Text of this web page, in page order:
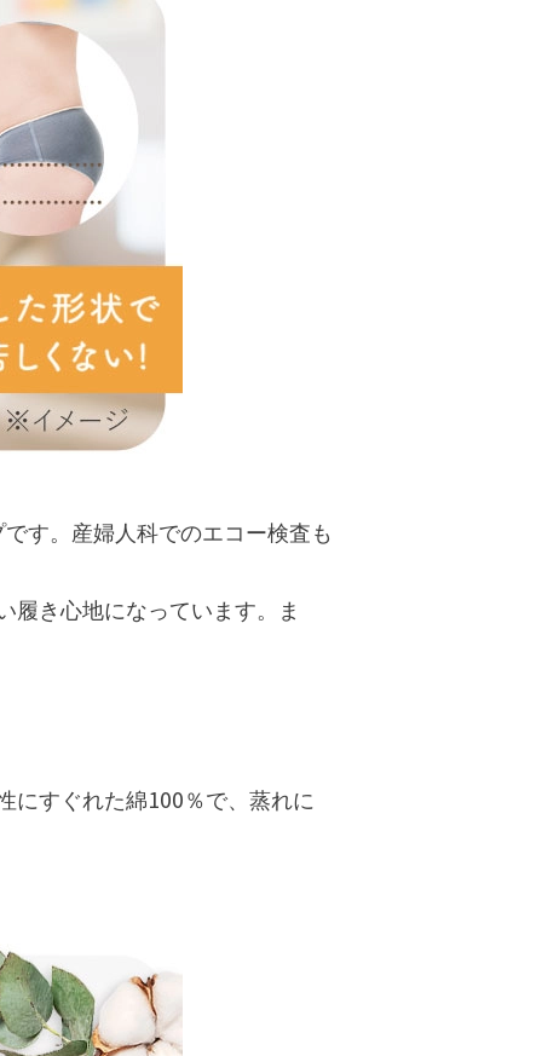
す。産婦人科でのエコー検査も
履き心地になっています。ま
にすぐれた綿100％で、蒸れに